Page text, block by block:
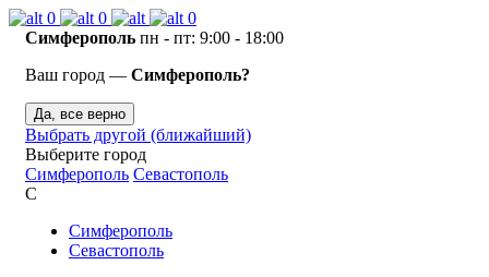
0 0
0
Симферополь пн - пт: 9:00 - 18:00
Ваш город — Симферополь?
Да, все верно
Выбрать другой (ближайший)
Выберите город
Симферополь Севастополь
С
Симферополь
Севастополь